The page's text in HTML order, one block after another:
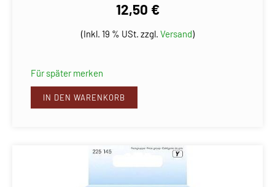
12,50 €
(Inkl. 19 % USt. zzgl. Versand)
Für später merken
IN DEN WARENKORB